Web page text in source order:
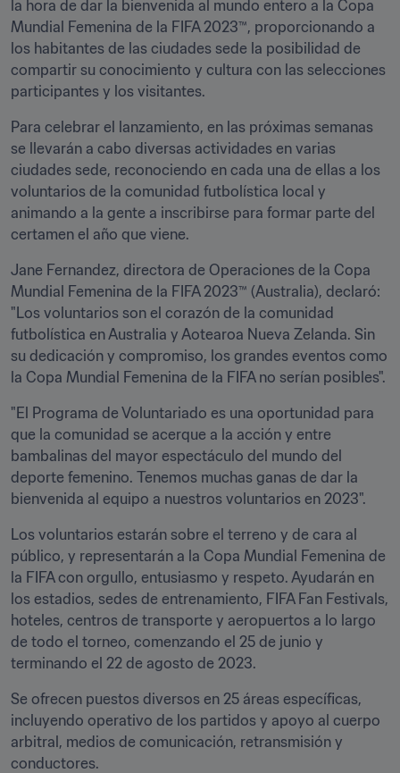
la hora de dar la bienvenida al mundo entero a la Copa
Mundial Femenina de la FIFA 2023™, proporcionando a
los habitantes de las ciudades sede la posibilidad de
compartir su conocimiento y cultura con las selecciones
participantes y los visitantes.
Para celebrar el lanzamiento, en las próximas semanas
se llevarán a cabo diversas actividades en varias
ciudades sede, reconociendo en cada una de ellas a los
voluntarios de la comunidad futbolística local y
animando a la gente a inscribirse para formar parte del
certamen el año que viene.
Jane Fernandez, directora de Operaciones de la Copa
Mundial Femenina de la FIFA 2023™ (Australia), declaró:
"Los voluntarios son el corazón de la comunidad
futbolística en Australia y Aotearoa Nueva Zelanda. Sin
su dedicación y compromiso, los grandes eventos como
la Copa Mundial Femenina de la FIFA no serían posibles".
"El Programa de Voluntariado es una oportunidad para
que la comunidad se acerque a la acción y entre
bambalinas del mayor espectáculo del mundo del
deporte femenino. Tenemos muchas ganas de dar la
bienvenida al equipo a nuestros voluntarios en 2023".
Los voluntarios estarán sobre el terreno y de cara al
público, y representarán a la Copa Mundial Femenina de
la FIFA con orgullo, entusiasmo y respeto. Ayudarán en
los estadios, sedes de entrenamiento, FIFA Fan Festivals,
hoteles, centros de transporte y aeropuertos a lo largo
de todo el torneo, comenzando el 25 de junio y
terminando el 22 de agosto de 2023.
Se ofrecen puestos diversos en 25 áreas específicas,
incluyendo operativo de los partidos y apoyo al cuerpo
arbitral, medios de comunicación, retransmisión y
conductores.